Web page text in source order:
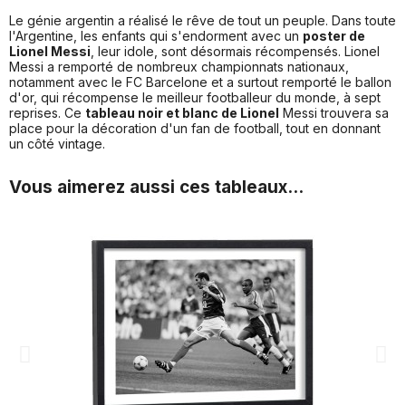
Le génie argentin a réalisé le rêve de tout un peuple. Dans toute
l'Argentine, les enfants qui s'endorment avec un poster de
Lionel Messi , leur idole, sont désormais récompensés. Lionel
Messi a remporté de nombreux championnats nationaux,
notamment avec le FC Barcelone et a surtout remporté le ballon
d'or, qui récompense le meilleur footballeur du monde, à sept
reprises. Ce tableau noir et blanc de Lionel Messi trouvera sa
place pour la décoration d'un fan de football, tout en donnant
un côté vintage.
Vous aimerez aussi ces tableaux...